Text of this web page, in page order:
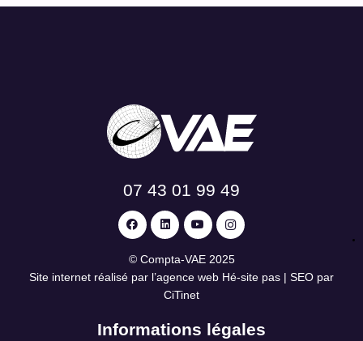
07 43 01 99 49
© Compta-VAE2025
Site internet réalisé par l’agence web Hé-site pas | SEO par
CiTinet
Informations légales